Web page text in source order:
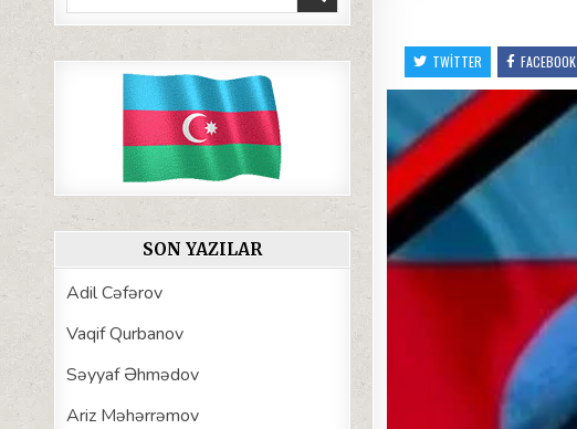
TWITTER
FACEBOOK
for:
SON YAZILAR
Adil Cəfərov
Vaqif Qurbanov
Səyyaf Əhmədov
Ariz Məhərrəmov